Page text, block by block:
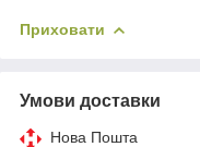
Приховати
Умови доставки
Нова Пошта